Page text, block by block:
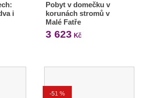
i
Pobyt v domečku v
korunách stromů v
Malé Fatře
3 623 Kč
-51 %